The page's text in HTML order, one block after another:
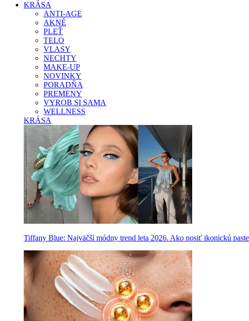
KRÁSA
ANTI-AGE
AKNÉ
PLEŤ
TELO
VLASY
NECHTY
MAKE-UP
NOVINKY
PORADŇA
PREMENY
VYROB SI SAMA
WELLNESS
KRÁSA
Tiffany Blue: Najväčší módny trend leta 2026. Ako nosiť ikonickú